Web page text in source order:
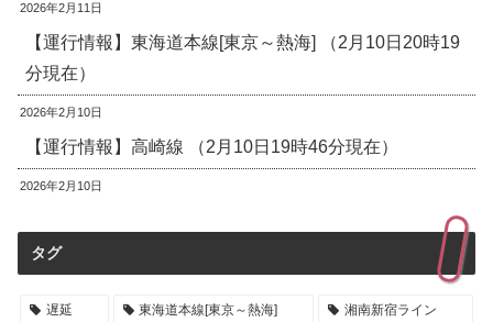
2026年2月11日
【運行情報】東海道本線[東京～熱海] （2月10日20時19
分現在）
2026年2月10日
【運行情報】高崎線 （2月10日19時46分現在）
2026年2月10日
タグ
遅延 東海道本線[東京～熱海] 湘南新宿ライン